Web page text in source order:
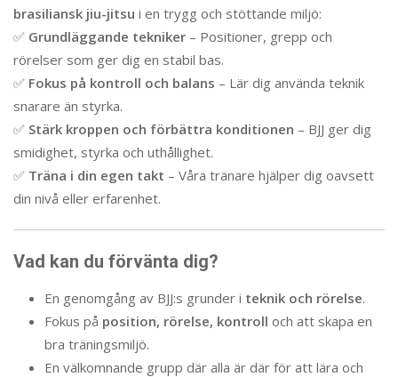
brasiliansk jiu-jitsu i en trygg och stöttande miljö:
✅ Grundläggande tekniker – Positioner, grepp och
rörelser som ger dig en stabil bas.
✅ Fokus på kontroll och balans – Lär dig använda teknik
snarare än styrka.
✅ Stärk kroppen och förbättra konditionen – BJJ ger dig
smidighet, styrka och uthållighet.
✅ Träna i din egen takt – Våra tränare hjälper dig oavsett
din nivå eller erfarenhet.
Vad kan du förvänta dig?
En genomgång av BJJ:s grunder i teknik och rörelse.
Fokus på position, rörelse, kontroll och att skapa en
bra träningsmiljö.
En välkomnande grupp där alla är där för att lära och